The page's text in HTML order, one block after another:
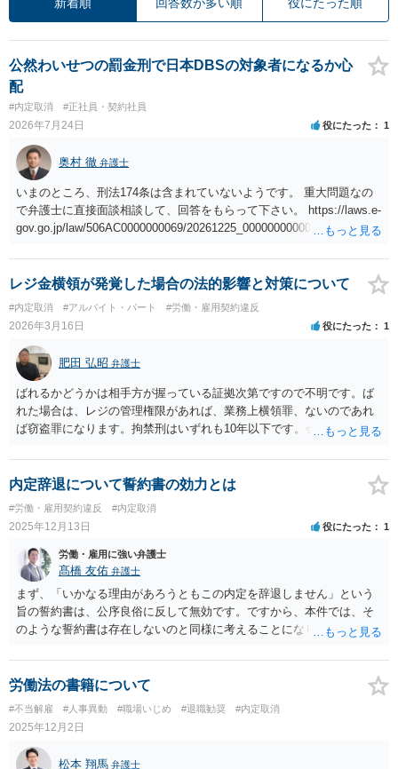
公然わいせつの罰金刑で日本DBSの対象者になるか心
配
#内定取消 #正社員・契約社員
2026年7月24日 役にたった 1
奥村 徹 弁護士
いまのところ、刑法174条は含まれていないようです。 重大問題なの
で弁護士に直接面談相談して、回答をもらって下さい。 https://laws.e-
gov.go.jp/law/506AC0000000069/20261225_000000000000000 第2条
一 刑法（明治四十年法律第四十五号）第百七十六条、第百七十七
条、第百七十九条から第百八十二条まで、第二百四十一条第一項若し
くは第三項又は第二百四十三条（同項の罪に係る部分に限る。）の罪
二 盗犯等の防止及び処分に関する法律（昭和五年法律第九号）第四
条の罪（刑法第二百四十一条第一項の罪を犯す行為に係るものに限
る。） 三 児童福祉法第六十条第一項の罪 四 児童買春、児童ポルノ
に係る行為等の規制及び処罰並びに児童の保護等に関する法律（平成
十一年法律第五十二号）第四条から第八条までの罪 五 性的な姿態を
撮影する行為等の処罰及び押収物に記録された性的な姿態の影像に係
る電磁的記録の消去等に関する法律（令和五年法律第六十七号）第二
条から第六条までの罪 六 都道府県の条例で定める罪であって、次の
イからニまでに掲げる行為のいずれかを罰するものとして政令で定め
るもの イ みだりに人の身体の一部に接触する行為 ロ 正当な理由が
なくて、人の通常衣服で隠されている下着若しくは身体をのぞき見
し、若しくは写真機その他の機器（以下このロにおいて「写真機等」
という。）を用いて撮影し、又は当該下着若しくは身体を撮影する目
的で写真機等を差し向け、若しくは設置する行為 ハ みだりに卑わい
な言動をする行為（イ又はロに掲げるものを除く。） ニ 児童と性交
し、又は児童に対しわいせつな行為をする行為
レジ金横領が発覚した場合の法的影響と対策について
#内定取消 #アルバイト・パート #労働・雇用契約違反
2026年3月16日 役にたった 1
肥田 弘昭 弁護士
ばれるかどうかは相手方が握っている証拠次第ですので不明です。ば
れた場合は、レジの管理権限があれば、業務上横領罪、ないのであれ
ば窃盗罪になります。拘禁刑はいずれも10年以下です。会社が刑事告
人として、逮捕勾留や公判請求され、最終的には判決となり前科がつ
く可能性があります。未成年、特定少年（18歳以上20歳未満）であれ
ば家裁送致後審判で前歴となる可能性があります。ご参考にしてくだ
さい。
内定辞退について誓約書の効力とは
#労働・雇用契約違反 #内定取消
2025年12月13日 役にたった 1
労働・雇用に強い弁護士
髙橋 友佑 弁護士
まず、「いかなる理由があろうともこの内定を辞退しません」という
旨の誓約書は、公序良俗に反して無効です。ですから、本件では、そ
のような誓約書は存在しないのと同様に考えることになります。 その
ついても同様に入社辞退の自由が保障されています。したがって、入
社辞退の申し出をすれば、労働契約は有効に解約されたことになりま
す。この申し出は、直接電話するのが億劫であれば、手紙でも構いま
せん。 ただし、入社辞退の連絡時期が、就労開始予定日の直前という
ような場合は、入社辞退の理由や連絡が遅れた事情などによっては、
損害賠償請求がなされる余地はあります。もっとも、会社側は、損害
労働法の書籍について
#不当解雇 #人事異動 #職場いじめ #退職勧奨 #内定取消
2025年12月2日
松本 翔馬 弁護士